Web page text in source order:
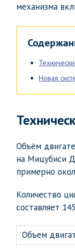
механизма
Новая
Объём
на Мицубиси
примерно
Количество
составляет
Объем